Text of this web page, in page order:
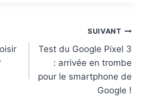
SUIVANT
Test du Google Pixel 3
: arrivée en trombe
pour le smartphone de
Google !